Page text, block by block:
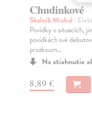
Chudinkové
Skalník Michal |
Povídky o situacích,
povídkách své
prozkoum...
Na stiahnutie
8,89 €